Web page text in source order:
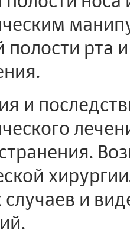
полости рта
и
случаев и